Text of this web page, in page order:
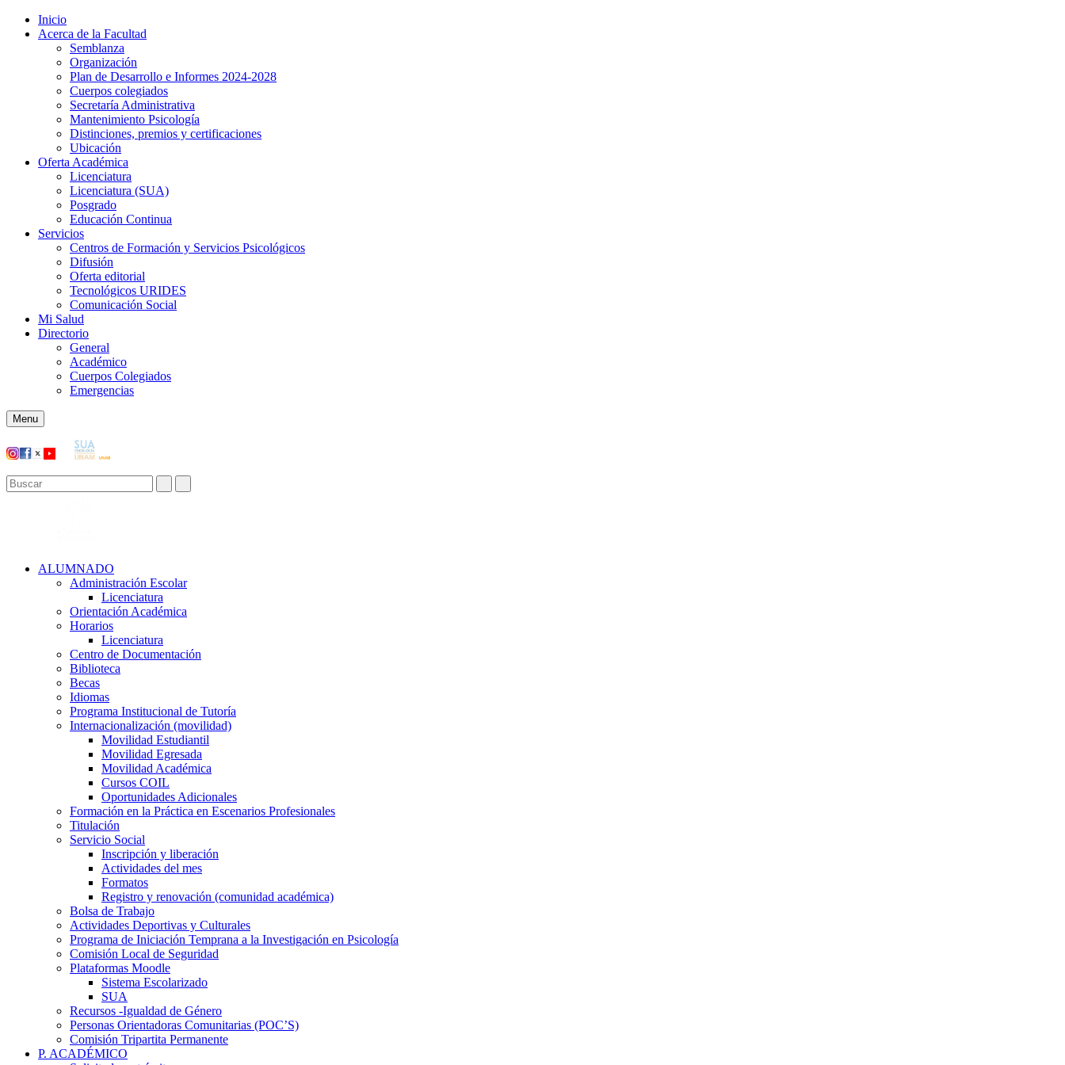
Inicio
Acerca de la Facultad
Semblanza
Organización
Plan de Desarrollo e Informes 2024-2028
Cuerpos colegiados
Secretaría Administrativa
Mantenimiento Psicología
Distinciones, premios y certificaciones
Ubicación
Oferta Académica
Licenciatura
Licenciatura (SUA)
Posgrado
Educación Continua
Servicios
Centros de Formación y Servicios Psicológicos
Difusión
Oferta editorial
Tecnológicos URIDES
Comunicación Social
Mi Salud
Directorio
General
Académico
Cuerpos Colegiados
Emergencias
Menu
ALUMNADO
Administración Escolar
Licenciatura
Orientación Académica​
Horarios
Licenciatura
Centro de Documentación
Biblioteca
Becas
Idiomas
Programa Institucional de Tutoría
Internacionalización (movilidad)
Movilidad Estudiantil
Movilidad Egresada
Movilidad Académica
Cursos COIL
Oportunidades Adicionales
Formación en la Práctica en Escenarios Profesionales
Titulación
Servicio Social
Inscripción y liberación
Actividades del mes
Formatos
Registro y renovación (comunidad académica)
Bolsa de Trabajo
Actividades Deportivas y Culturales
Programa de Iniciación Temprana a la Investigación en Psicología
Comisión Local de Seguridad
Plataformas Moodle
Sistema Escolarizado
SUA
Recursos -Igualdad de Género
Personas Orientadoras Comunitarias (POC’S)
Comisión Tripartita Permanente
P. ACADÉMICO